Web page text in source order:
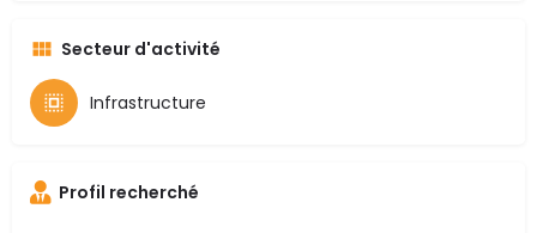
Secteur d'activité
Infrastructure
Profil recherché